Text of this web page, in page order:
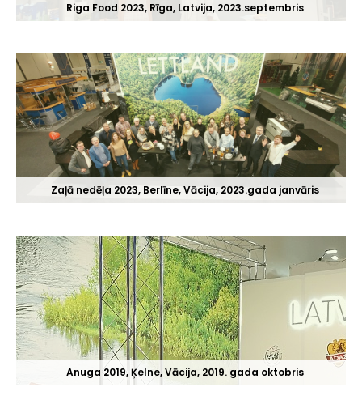
Riga Food 2023, Rīga, Latvija, 2023.septembris
Zaļā nedēļa 2023, Berlīne, Vācija, 2023.gada janvāris
Anuga 2019, Ķelne, Vācija, 2019. gada oktobris